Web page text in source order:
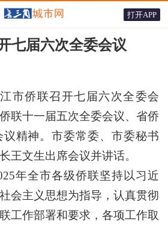
打开APP
七届六次全委会议
市侨联召开七届六次全委会
联十一届五次全委会议、省侨
精神。市委常委、市委秘书
王文生出席会议并讲话。
年全市各级侨联坚持以习近
会主义思想为指导，认真贯彻
工作部署和要求，各项工作取